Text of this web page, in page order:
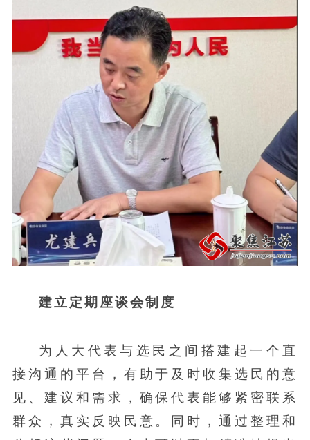
建立定期座谈会制度
为人大代表与选民之间搭建起一个直
接沟通的平台，有助于及时收集选民的意
见、建议和需求，确保代表能够紧密联系
群众，真实反映民意。同时，通过整理和